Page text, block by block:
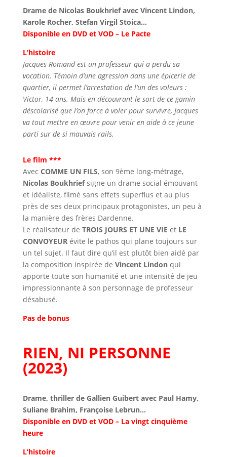
Drame de Nicolas Boukhrief avec Vincent Lindon,
Karole Rocher, Stefan Virgil Stoica…
Disponible en DVD et VOD – Le Pacte
L’histoire
Jacques Romand est un professeur qui a perdu sa
vocation. Témoin d’une agression dans une épicerie de
quartier, il permet l’arrestation de l’un des voleurs :
Victor, 14 ans. Mais en découvrant le sort de ce gamin
déscolarisé que l’on force à voler pour survivre, Jacques
va tout mettre en œuvre pour venir en aide à ce jeune
parti sur de si mauvais rails.
Le film ***
Avec COMME UN FILS, son 9ème long-métrage,
Nicolas Boukhriefsigne un drame social émouvant
et idéaliste, filmé sans effets superflus et au plus
près de ses deux principaux protagonistes, un peu à
la manière des frères Dardenne.
Le réalisateur de TROIS JOURS ET UNE VIE et LE
CONVOYEURévite le pathos qui plane toujours sur
un tel sujet. Il faut dire qu’il est plutôt bien aidé par
la composition inspirée de Vincent Lindonqui
apporte toute son humanité et une intensité de jeu
impressionnante à son personnage de professeur
désabusé.
Pas de bonus
RIEN, NI PERSONNE
(2023)
Drame, thriller de Gallien Guibert avec Paul Hamy,
Suliane Brahim, Françoise Lebrun…
Disponible en DVD et VOD – La vingt cinquième
heure
L’histoire